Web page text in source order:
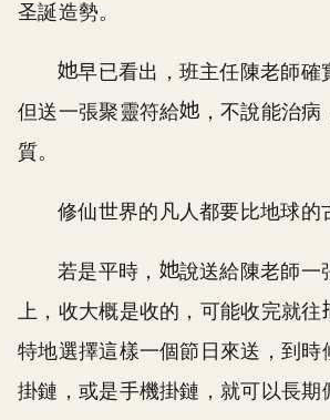
圣誕造勢。
早已看出，班主任陳老師確
但送一張聚靈符給
，不說能治病
質。
修仙世界的凡人都要比地球的
若是平時， 說送給陳老師一
上，收大概是收的，可能收完就往
特地選擇這樣一個節日來送，到
掛鏈，或是手機掛鏈，就可以長期